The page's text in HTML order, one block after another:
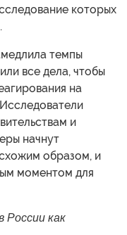
которых
темпы
все дела, чтобы
на
и
начнут
образом, и
моментом для
России как